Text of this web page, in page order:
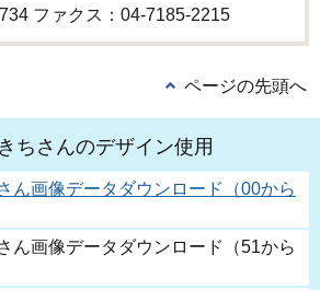
ファクス：04-7185-2215
ページの先頭へ
ちさんのデザイン使用
ん画像データダウンロード（00から
ん画像データダウンロード（51から